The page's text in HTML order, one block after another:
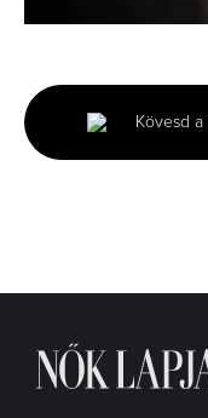
minutes,
53
seconds
Kövesd a